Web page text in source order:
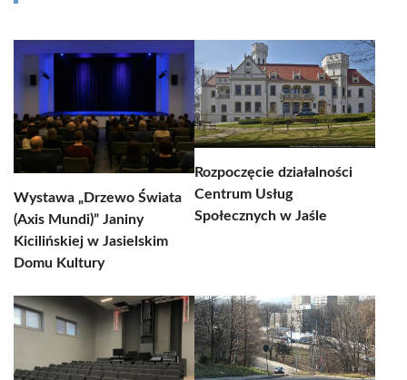
Wystawa „Drzewo Świata
(Axis Mundi)” Janiny
Kicilińskiej w Jasielskim
Domu Kultury
Rozpoczęcie działalności
Centrum Usług
Społecznych w Jaśle